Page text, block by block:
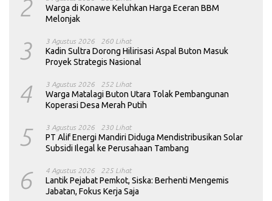
2
Warga di Konawe Keluhkan Harga Eceran BBM
Melonjak
3 3 Agustus 2026 260 Lihat
Kadin Sultra Dorong Hilirisasi Aspal Buton Masuk
Proyek Strategis Nasional
4 3 Agustus 2026 252 Lihat
Warga Matalagi Buton Utara Tolak Pembangunan
Koperasi Desa Merah Putih
5 3 Agustus 2026 230 Lihat
PT Alif Energi Mandiri Diduga Mendistribusikan Solar
Subsidi Ilegal ke Perusahaan Tambang
6 4 Agustus 2026 225 Lihat
Lantik Pejabat Pemkot, Siska: Berhenti Mengemis
Jabatan, Fokus Kerja Saja